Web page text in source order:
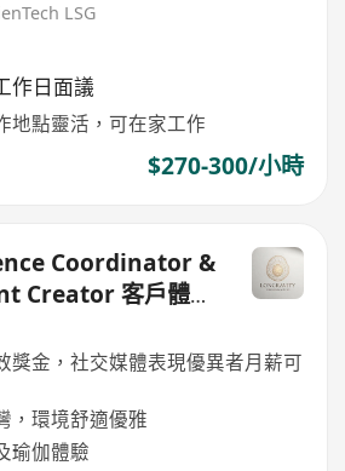
LSG
作日面議
地點靈活，可在家工作
$270-300/小時
Coordinator &
Creator 客戶體驗
作者
獎金，社交媒體表現優異者月薪可
，環境舒適優雅
瑜伽體驗